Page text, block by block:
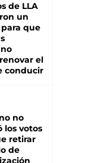
de LLA
un
que
el
conducir
no
los votos
retirar
de